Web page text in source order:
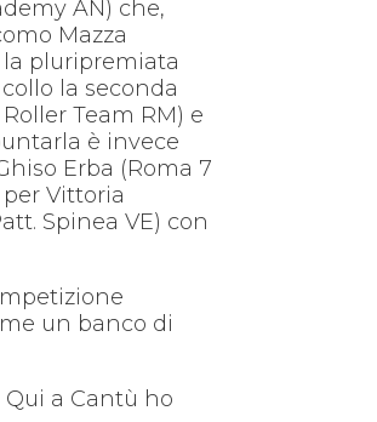
AN) che,
Mazza
la pluripremiata
la seconda
Team RM) e
è invece
Erba (Roma 7
Vittoria
Spinea VE) con
un banco di
a Cantù ho